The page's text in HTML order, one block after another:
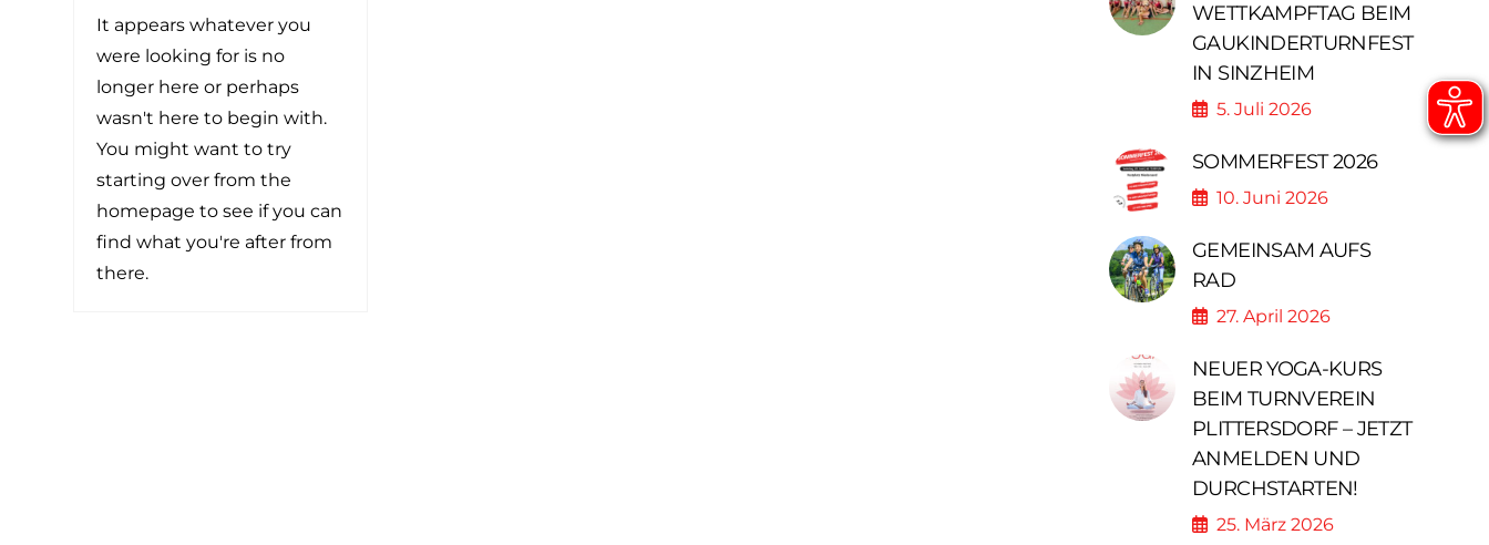
It appears whatever you
were looking for is no
longer here or perhaps
wasn't here to begin with.
You might want to try
starting over from the
homepage to see if you can
find what you're after from
there.
WETTKAMPFTAG BEIM
GAUKINDERTURNFEST
IN SINZHEIM
5. Juli 2026
SOMMERFEST 2026
10. Juni 2026
GEMEINSAM AUFS
RAD
27. April 2026
NEUER YOGA-KURS
BEIM TURNVEREIN
PLITTERSDORF – JETZT
ANMELDEN UND
DURCHSTARTEN!
25. März 2026